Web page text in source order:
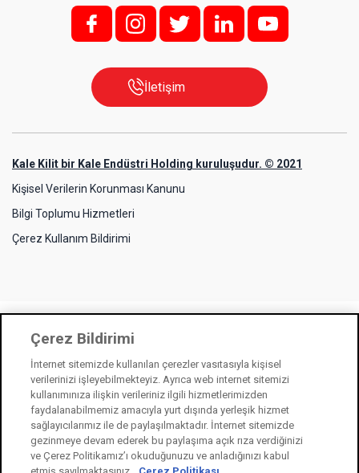
f; i; t l y
İletişim
Kale Kilit bir Kale Endüstri Holding kuruluşudur. © 2021
Kişisel Verilerin Korunması Kanunu
Bilgi Toplumu Hizmetleri
Çerez Kullanım Bildirimi
Çerez Bildirimi
İnternet sitemizde kullanılan çerezler vasıtasıyla kişisel
verilerinizi işleyebilmekteyiz. Ayrıca web internet sitemizi
kullanımınıza ilişkin verileriniz ilgili hizmetlerimizden
faydalanabilmemiz amacıyla yurt dışında yerleşik hizmet
sağlayıcılarımız ile de paylaşılmaktadır. İnternet sitemizde
gezinmeye devam ederek bu paylaşıma açık rıza verdiğinizi
ve Çerez Politikamız’ı okuduğunuzu ve anladığınızı kabul